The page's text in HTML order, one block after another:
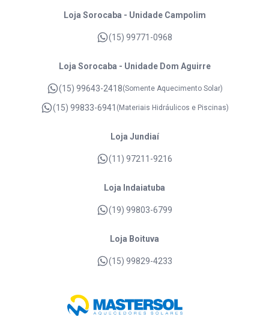
Loja Sorocaba - Unidade Campolim
(15) 99771-0968
Loja Sorocaba - Unidade Dom Aguirre
(15) 99643-2418(Somente Aquecimento Solar)
(15) 99833-6941 (Materiais Hidráulicos e Piscinas)
Loja Jundiaí
(11) 97211-9216
Loja Indaiatuba
(19) 99803-6799
Loja Boituva
(15) 99829-4233